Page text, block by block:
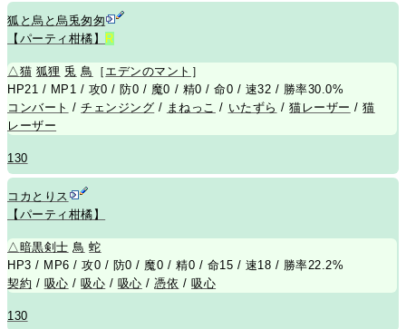
狐と烏と烏兎匆匆
【パーティ柑橘】
R
△ 猫 狐狸 兎 鳥 ［ エデンのマント ］
HP21 / MP1 / 攻0 / 防0 / 魔0 / 精0 / 命0 / 速32 / 勝率30.0%
コンバート /チェンジング / まねっこ / いたずら /猫レーザー /猫
レーザー
130
コカとりス
【パーティ柑橘】
△ 暗黒剣士 鳥 蛇
HP3 / MP6 / 攻0 / 防0 / 魔0 / 精0 / 命15 / 速18 / 勝率22.2%
契約 / 吸心 /吸心 / 吸心 / 憑依 /吸心
130